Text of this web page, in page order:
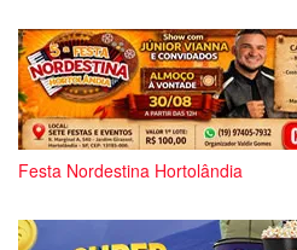
Festa Nordestina Hortolândia